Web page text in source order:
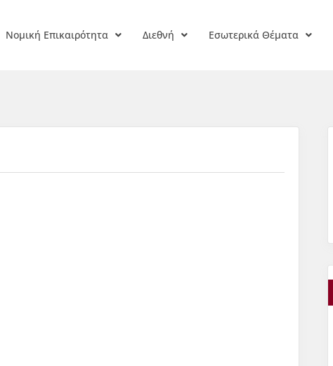
Νομική Επικαιρότητα Διεθνή Εσωτερικά Θέματα